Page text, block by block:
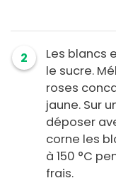
2
Les blancs
le sucre.
roses
jaune. Sur
déposer
corne les
à 150 °C
frais.